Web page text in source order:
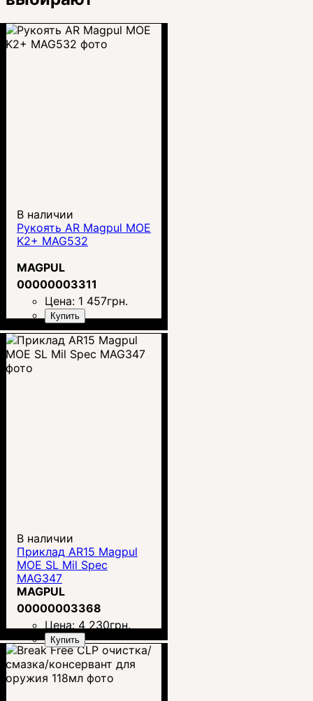
В наличии
Рукоять AR Magpul MOE
K2+ MAG532
MAGPUL
00000003311
Цена: 1 457грн.
Купить
В наличии
Приклад AR15 Magpul
MOE SL Mil Spec
MAG347
MAGPUL
00000003368
Цена: 4 230грн.
Купить